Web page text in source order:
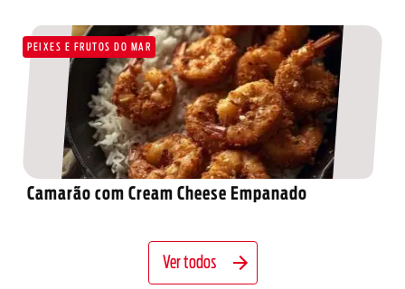
PEIXES E FRUTOS DO MAR
Camarão com Cream Cheese Empanado
Ver todos